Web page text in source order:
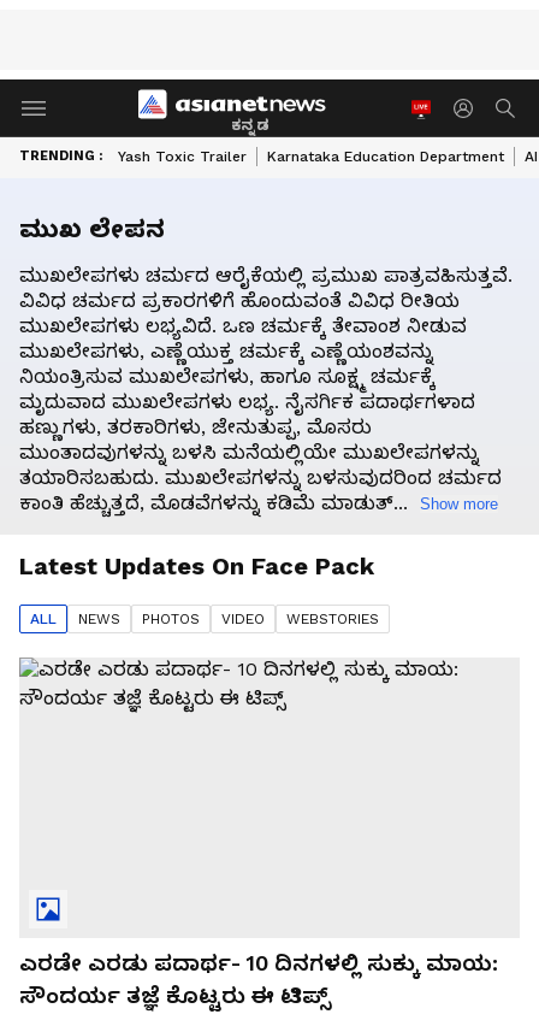
ಕನ್ನಡ
TRENDING : Yash Toxic Trailer Karnataka Education Department
ಮುಖ ಲೇಪನ
ಮುಖಲೇಪಗಳು ಚರ್ಮದ ಆರೈಕೆಯಲ್ಲಿ ಪ್ರಮುಖ ಪಾತ್ರವಹಿಸುತ್ತವೆ.
ವಿವಿಧ ಚರ್ಮದ ಪ್ರಕಾರಗಳಿಗೆ ಹೊಂದುವಂತೆ ವಿವಿಧ ರೀತಿಯ
ಮುಖಲೇಪಗಳು ಲಭ್ಯವಿದೆ. ಒಣ ಚರ್ಮಕ್ಕೆ ತೇವಾಂಶ ನೀಡುವ
ಮುಖಲೇಪಗಳು, ಎಣ್ಣೆಯುಕ್ತ ಚರ್ಮಕ್ಕೆ ಎಣ್ಣೆಯಂಶವನ್ನು
ನಿಯಂತ್ರಿಸುವ ಮುಖಲೇಪಗಳು, ಹಾಗೂ ಸೂಕ್ಷ್ಮ ಚರ್ಮಕ್ಕೆ
ಮೃದುವಾದ ಮುಖಲೇಪಗಳು ಲಭ್ಯ. ನೈಸರ್ಗಿಕ ಪದಾರ್ಥಗಳಾದ
ಹಣ್ಣುಗಳು, ತರಕಾರಿಗಳು, ಜೇನುತುಪ್ಪ, ಮೊಸರು
ಮುಂತಾದವುಗಳನ್ನು ಬಳಸಿ ಮನೆಯಲ್ಲಿಯೇ ಮುಖಲೇಪಗಳನ್ನು
ತಯಾರಿಸಬಹುದು. ಮುಖಲೇಪಗಳನ್ನು ಬಳಸುವುದರಿಂದ ಚರ್ಮದ
ಕಾಂತಿ ಹೆಚ್ಚುತ್ತದೆ, ಮೊಡವೆಗಳನ್ನು ಕಡಿಮೆ ಮಾಡುತ್...
Show more
Latest Updates On Face Pack
ALL NEWS PHOTOS VIDEO WEBSTORIES
ಎರಡೇ ಎರಡು ಪದಾರ್ಥ- 10 ದಿನಗಳಲ್ಲಿ ಸುಕ್ಕು ಮಾಯ:
ಸೌಂದರ್ಯ ತಜ್ಞೆ ಕೊಟ್ಟರು ಈ ಟಿಪ್ಸ್​